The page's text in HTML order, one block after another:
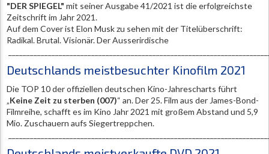
"DER SPIEGEL" mit seiner Ausgabe 41/2021 ist die erfolgreichste
Zeitschrift im Jahr 2021.
Auf dem Cover ist Elon Musk zu sehen mit der Titelüberschrift:
Radikal. Brutal. Visionär. Der Ausserirdische
Deutschlands meistbesuchter Kinofilm 2021
Die TOP 10 der offiziellen deutschen Kino-Jahrescharts führt
„Keine Zeit zu sterben (007)“ an. Der 25. Film aus der James-Bond-
Filmreihe, schafft es im Kino Jahr 2021 mit großem Abstand und 5,9
Mio. Zuschauern aufs Siegertreppchen.